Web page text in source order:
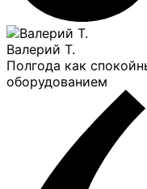
Валерий Т.
Полгода как
оборудованием